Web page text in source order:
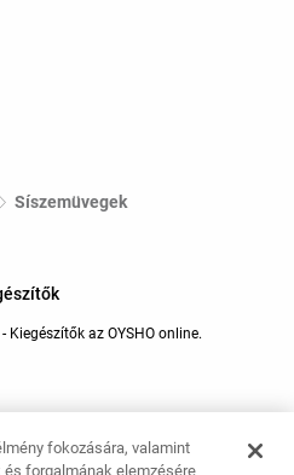
Síszemüvegek
Kiegészítők az OYSHO online.
Pilátesz gumiszalagok
fokozására, valamint
forgalmának elemzésére